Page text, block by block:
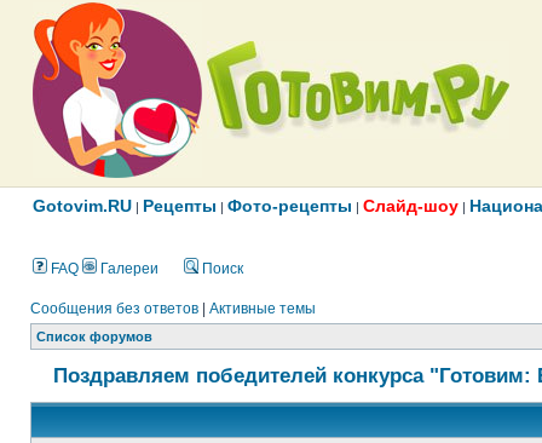
Gotovim.RU | Рецепты | Фото-рецепты | Слайд-шоу |
FAQ Галереи Поиск
Сообщения без ответов Активные темы
Список форумов
Поздравляем победителей конкурса